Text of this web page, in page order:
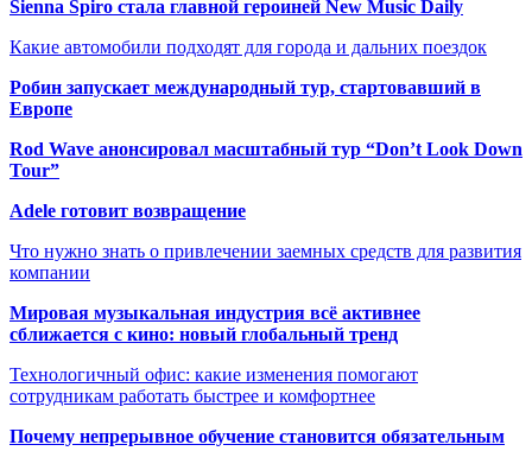
Sienna Spiro стала главной героиней New Music Daily
Какие автомобили подходят для города и дальних поездок
Робин запускает международный тур, стартовавший в
Европе
Rod Wave анонсировал масштабный тур “Don’t Look Down
Tour”
Adele готовит возвращение
Что нужно знать о привлечении заемных средств для развития
компании
Мировая музыкальная индустрия всё активнее
сближается с кино: новый глобальный тренд
Технологичный офис: какие изменения помогают
сотрудникам работать быстрее и комфортнее
Почему непрерывное обучение становится обязательным